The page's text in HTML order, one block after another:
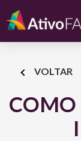
VOLTAR